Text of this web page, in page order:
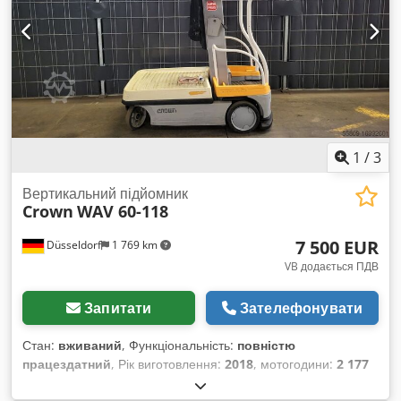
VForce Тип акумулятора: літій-іонний Рік випуску
акумулятора: 2025 Стан акумулятора: Новий Codpfx
Aszrckajpbsrf Опис: У НАЯВНОСТІ, ГОТОВИЙ ДО
ВІДПРАВКИ Додаткові опції: Захисна сітка для вантажу,
літій-іонні акумулятори на 48 В / 9,8 А·год, 14,7 А·год, 19,6
А·год або 24,5 А·год, зовнішній зарядний пристрій, система
контролю доступу (клавіатура або зчитувач карток),
1 /3
Düsseldorf 1 769 km
Вертикальний підйомник
Crown WAV 60-118
7 500 EUR
VB додається ПДВ
Запитати Зателефонувати
Стан: вживаний, Функціональність: повністю
працездатний, Рік виготовлення: 2018, мотогодини: 2 177
, номер машини/транспортного засобу: